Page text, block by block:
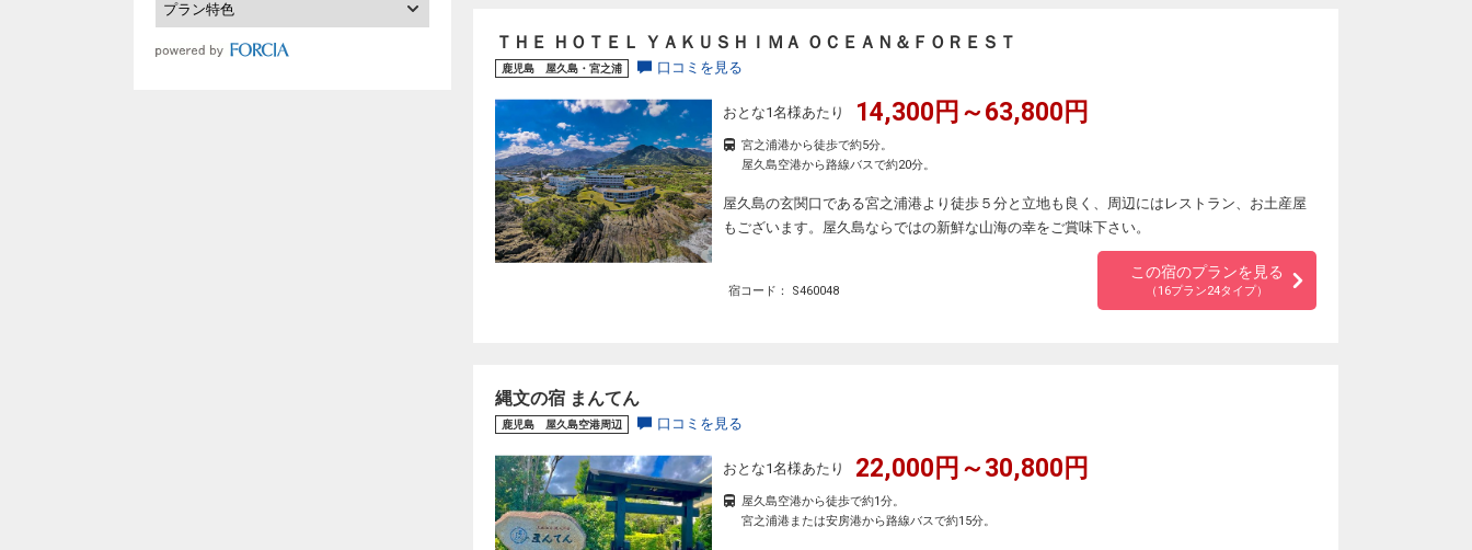
プラン特色
ＴＨＥ ＨＯＴＥＬ ＹＡＫＵＳＨＩＭＡ ＯＣＥＡＮ＆ＦＯＲＥＳＴ
鹿児島 屋久島・宮之浦 口コミを見る
おとな1名様あたり 14,300円～63,800円
宮之浦港から徒歩で約5分。
屋久島空港から路線バスで約20分。
屋久島の玄関口である宮之浦港より徒歩５分と立地も良く、周辺にはレストラン、お土産屋
もございます。屋久島ならではの新鮮な山海の幸をご賞味下さい。
宿コード： S460048
この宿のプランを見る
（16プラン24タイプ）
縄文の宿 まんてん
鹿児島 屋久島空港周辺 口コミを見る
おとな1名様あたり 22,000円～30,800円
屋久島空港から徒歩で約1分。
宮之浦港または安房港から路線バスで約15分。